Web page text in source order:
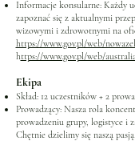
Informacje konsularne: Każdy
zapoznać się z aktualnymi
wizowymi i zdrowotnymi na
https://www.gov.pl/web/
https://www.gov.pl/web/
Ekipa
Skład: 12 uczestników + 2
Prowadzący: Nasza rola
prowadzeniu grupy, logistyce i
Chętnie dzielimy się naszą